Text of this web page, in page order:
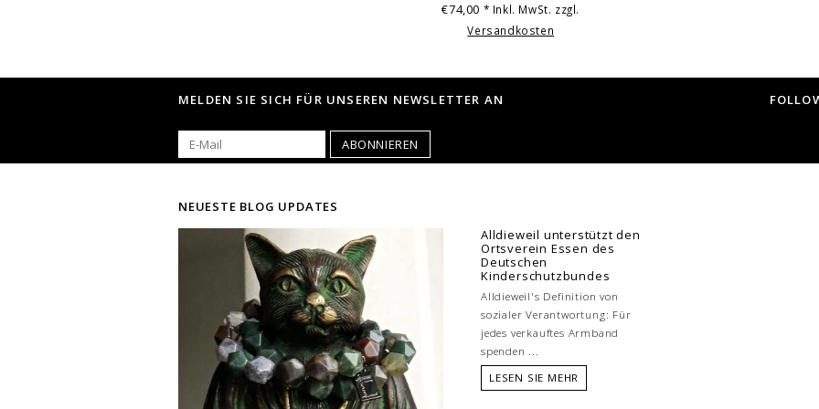
€74,00 * Inkl. MwSt. zzgl.
Versandkosten
MELDEN SIE SICH FÜR UNSEREN NEWSLETTER AN
ABONNIEREN
NEUESTE BLOG UPDATES
Alldieweil unterstützt den
Ortsverein Essen des
Deutschen
Kinderschutzbundes
Alldieweil's Definition von
sozialer Verantwortung: Für
jedes verkauftes Armband
spenden ...
LESEN SIE MEHR